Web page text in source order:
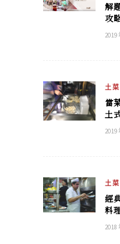
解
攻
2019
土菜
當
土
2019
土菜
經
料
2018